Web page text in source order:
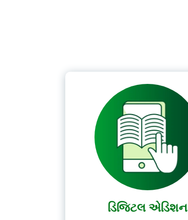
ડિજિટલ એડિશન